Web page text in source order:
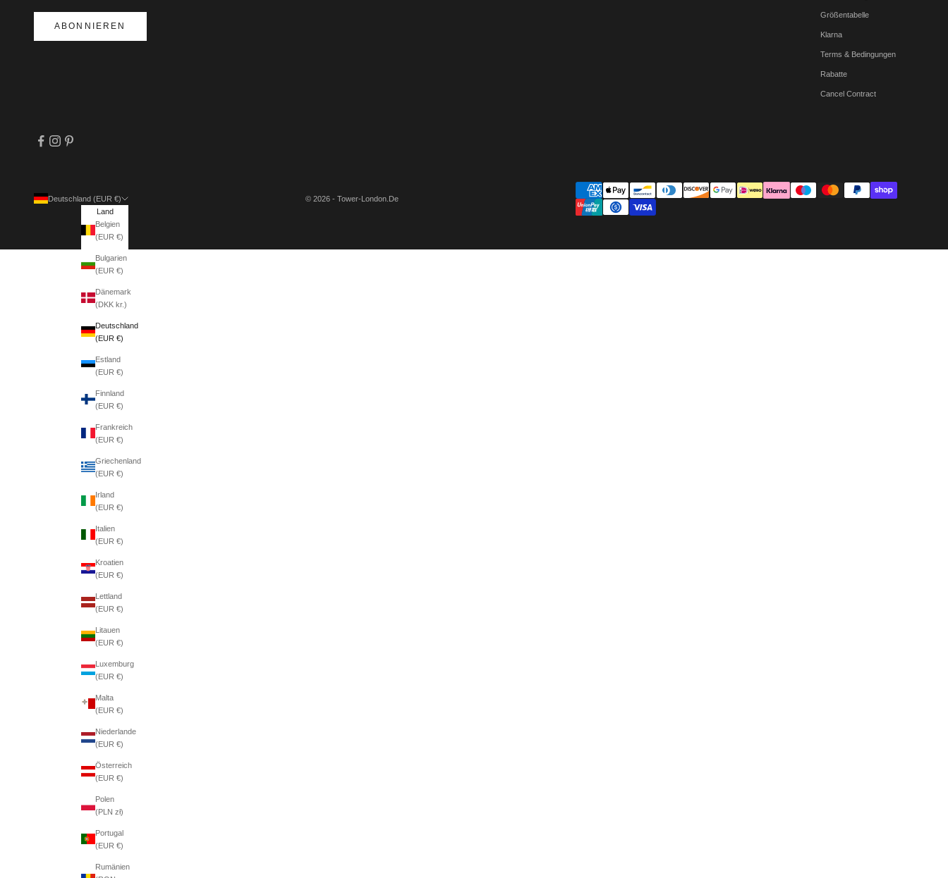
ABONNIEREN
Größentabelle
Klarna
Terms & Bedingungen
Rabatte
Cancel Contract
Deutschland (EUR €)
Land
Belgien
(EUR €)
Bulgarien
(EUR €)
Dänemark
(DKK kr.)
Deutschland
(EUR €)
Estland
(EUR €)
Finnland
(EUR €)
Frankreich
(EUR €)
Griechenland
(EUR €)
Irland
(EUR €)
Italien
(EUR €)
Kroatien
(EUR €)
Lettland
(EUR €)
Litauen
(EUR €)
Luxemburg
(EUR €)
Malta
(EUR €)
Niederlande
(EUR €)
Österreich
(EUR €)
Polen
(PLN zł)
Portugal
(EUR €)
Rumänien
© 2026 - Tower-London.De